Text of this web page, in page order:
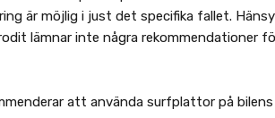
är möjlig i just det specifika fallet.
lämnar inte några rekommendationer
att använda surfplattor på